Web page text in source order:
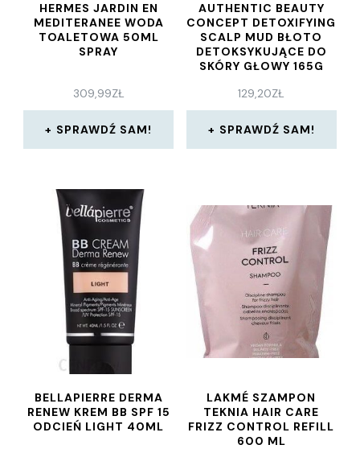
HERMES JARDIN EN
MEDITERANEE WODA
TOALETOWA 50ML
SPRAY
309,99ZŁ
SPRAWDŹ SAM!
AUTHENTIC BEAUTY
CONCEPT DETOXIFYING
SCALP MUD BŁOTO
DETOKSYKUJĄCE DO
SKÓRY GŁOWY 165G
129,20ZŁ
SPRAWDŹ SAM!
BELLAPIERRE DERMA
RENEW KREM BB SPF 15
ODCIEŃ LIGHT 40ML
LAKMÉ SZAMPON
TEKNIA HAIR CARE
FRIZZ CONTROL REFILL
600 ML